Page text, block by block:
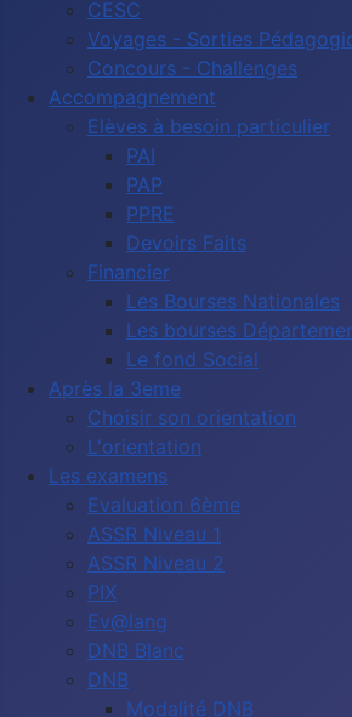
CESC
Voyages - Sorties
Concours - Challenges
Accompagnement
Elèves à besoin particulier
PAI
PAP
PPRE
Devoirs Faits
Financier
Les Bourses Nationales
Les bourses
Le fond Social
Après la 3eme
Choisir son orientation
L'orientation
Les examens
Evaluation 6ème
ASSR Niveau 1
ASSR Niveau 2
PIX
Ev@lang
DNB Blanc
DNB
Modalité DNB